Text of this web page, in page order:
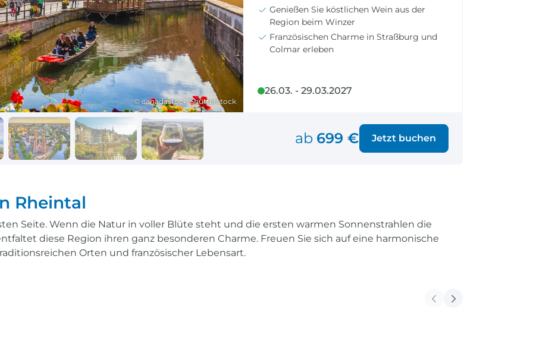
Frankreich Kroatien
Reisekalender
Ihr perfekt geplantes Jahr
Abfahrtsstellen
Alles auf einen Blick
Alle Reiseziele
Reisekalender
Ihr perfekt geplantes Jahr
Ihr Weg zum Flughafen
Flughafentransfer & Parken
Einreisebestimmungen
Alles Wichtige
© canadastock/Shutterstock
Genießen Sie köstlichen Wein aus der
Region beim Winzer
Französischen Charme in Straßburg und
Colmar erleben
26.03. - 29.03.2027
ab 699 € Jetzt buchen
Rheintal
Seite. Wenn die Natur in voller Blüte steht und die ersten warmen Sonnenstrahlen die
diese Region ihren ganz besonderen Charme. Freuen Sie sich auf eine harmonische
Orten und französischer Lebensart.